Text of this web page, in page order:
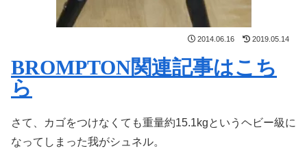
2014.06.16 2019.05.14
BROMPTON関連記事はこち
ら
さて、カゴをつけなくても重量約15.1kgというヘビー級に
なってしまった我がシュネル。